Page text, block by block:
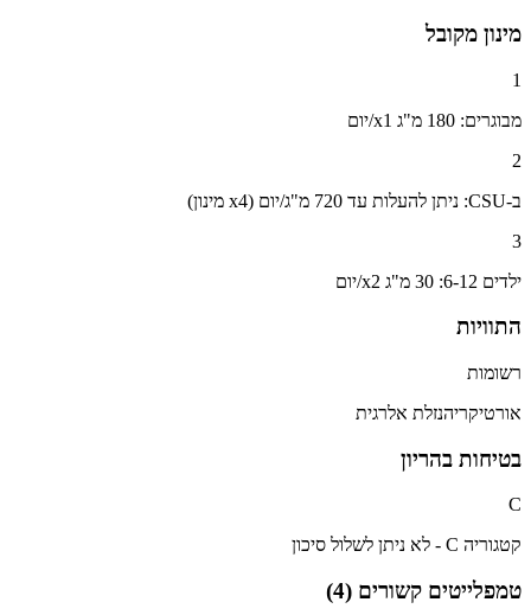
מינון מקובל
1
מבוגרים: 180 מ"ג x1/יום
2
ב-CSU: ניתן להעלות עד 720 מ"ג/יום (x4 מינון)
3
ילדים 6-12: 30 מ"ג x2/יום
התוויות
רשומות
אורטיקריהנזלת אלרגית
בטיחות בהריון
C
קטגוריה C - לא ניתן לשלול סיכון
טמפלייטים קשורים (4
)